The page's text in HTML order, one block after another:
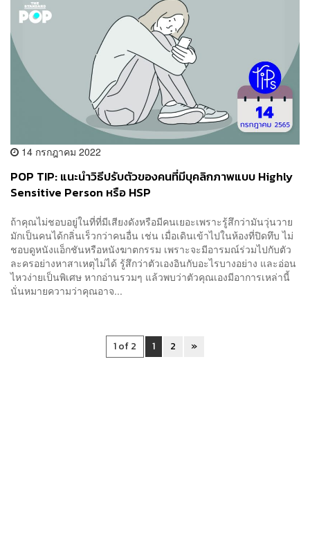
14 กรกฎาคม 2022
POP TIP: แนะนำวิธีปรับตัวของคนที่มีบุคลิกภาพแบบ Highly
Sensitive Person หรือ HSP
ถ้าคุณไม่ชอบอยู่ในที่ที่มีเสียงดังหรือมีคนเยอะเพราะรู้สึกว่ามันวุ่นวาย
มักเป็นคนได้กลิ่นเร็วกว่าคนอื่น เช่น เมื่อเดินเข้าไปในห้องที่ปิดทึบ ไม่
ชอบดูหนังแอ็กชันหรือหนังฆาตกรรม เพราะจะมีอารมณ์ร่วมไปกับตัว
ละครอย่างหาสาเหตุไม่ได้ รู้สึกว่าตัวเองอินกับอะไรบางอย่าง และอ่อน
ไหวง่ายเป็นพิเศษ หากอ่านรวมๆ แล้วพบว่าตัวคุณเองมีอาการเหล่านี้
นั่นหมายความว่าคุณอาจ...
1 of 2 1 2 »